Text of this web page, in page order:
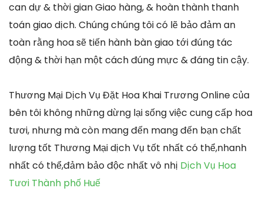
can dự & thời gian Giao hàng, & hoàn thành thanh
toán giao dịch. Chúng chúng tôi có lẽ bảo đảm an
toàn rằng hoa sẽ tiến hành bàn giao tới đúng tác
động & thời hạn một cách đúng mực & đáng tin cậy.
Thương Mại Dịch Vụ Đặt Hoa Khai Trương Online của
bên tôi không những dừng lại sống việc cung cấp hoa
tươi, nhưng mà còn mang đến mang đến bạn chất
lượng tốt Thương Mại dịch Vụ tốt nhất có thể,nhanh
nhất có thể,đảm bảo độc nhất vô nhị Dịch Vụ Hoa
Tươi Thành phố Huế